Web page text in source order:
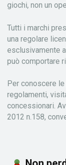
giochi, non un
Tutti i marchi
una regolare
esclusivamente
può comportare
Per conoscere
regolamenti,
concessionari.
2012 n.158,